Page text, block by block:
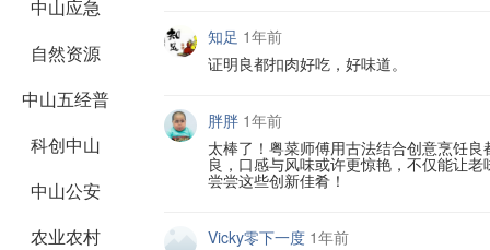
中山应急
自然资源
中山五经普
科创中山
中山公安
农业农村
知足 1年前
证明良都扣肉好吃，好味道。
胖胖 1年前
太棒了！粤菜师傅用古法结合创意烹饪
良，口感与风味或许更惊艳，不仅能让
尝尝这些创新佳肴！
Vicky零下一度 1年前